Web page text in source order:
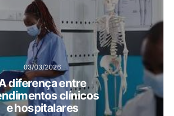
03/03/2026
diferença entre
clínicos
e hospitalares